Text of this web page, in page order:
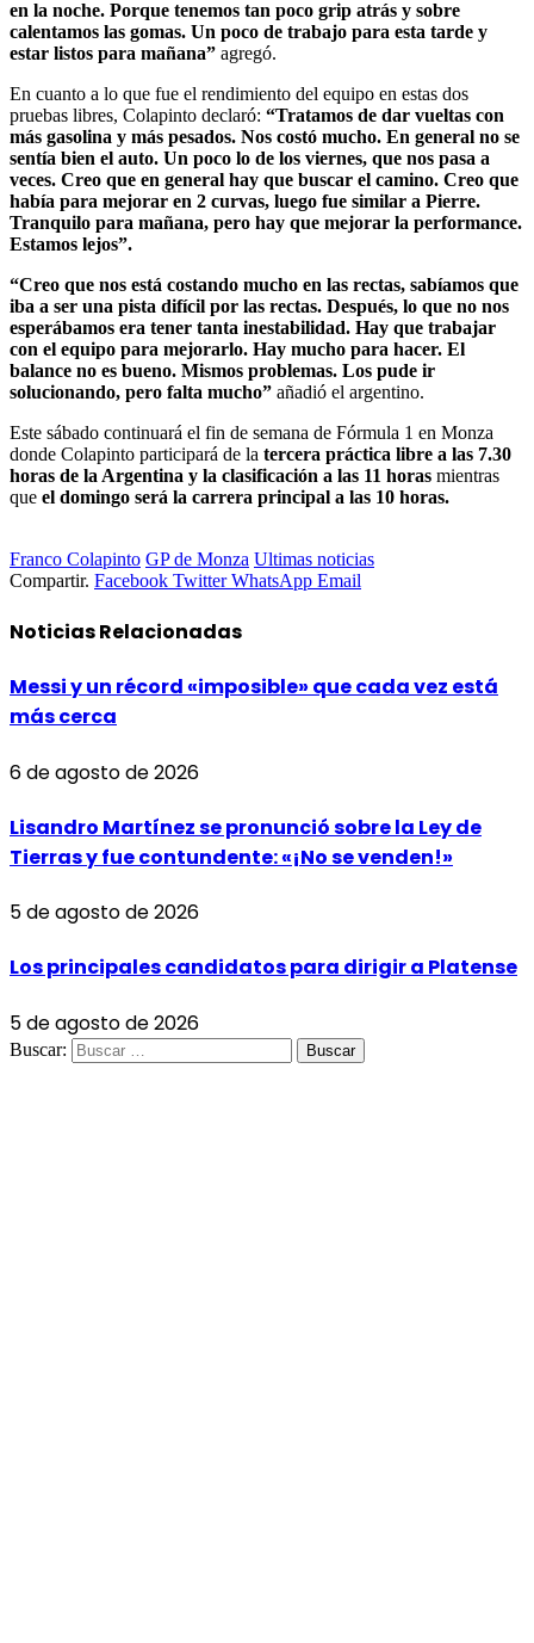
en la noche. Porque tenemos tan poco grip atrás y sobre
calentamos las gomas. Un poco de trabajo para esta tarde y
estar listos para mañana” agregó.
En cuanto a lo que fue el rendimiento del equipo en estas dos
pruebas libres, Colapinto declaró: “Tratamos de dar vueltas con
más gasolina y más pesados. Nos costó mucho. En general no se
sentía bien el auto. Un poco lo de los viernes, que nos pasa a
veces. Creo que en general hay que buscar el camino. Creo que
había para mejorar en 2 curvas, luego fue similar a Pierre.
Tranquilo para mañana, pero hay que mejorar la performance.
Estamos lejos”.
“Creo que nos está costando mucho en las rectas, sabíamos que
iba a ser una pista difícil por las rectas. Después, lo que no nos
esperábamos era tener tanta inestabilidad. Hay que trabajar
con el equipo para mejorarlo. Hay mucho para hacer. El
balance no es bueno. Mismos problemas. Los pude ir
solucionando, pero falta mucho” añadió el argentino.
Este sábado continuará el fin de semana de Fórmula 1 en Monza
donde Colapinto participará de la tercera práctica libre a las 7.30
horas de la Argentina y la clasificación a las 11 horas mientras
que el domingo será la carrera principal a las 10 horas.
Franco Colapinto GP de Monza Ultimas noticias
Compartir. Facebook Twitter WhatsApp Email
NoticiasRelacionadas
Messi y un récord «imposible» que cada vez está
más cerca
6 de agosto de 2026
Lisandro Martínez se pronunció sobre la Ley de
Tierras y fue contundente: «¡No se venden!»
5 de agosto de 2026
Los principales candidatos para dirigir a Platense
5 de agosto de 2026
Buscar: